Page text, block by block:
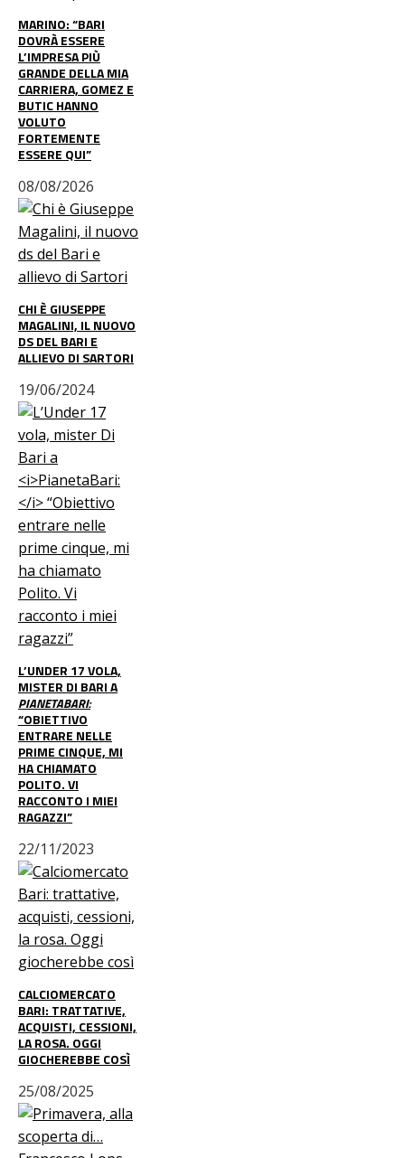
MARINO: “BARI
DOVRÀ ESSERE
L’IMPRESA PIÙ
GRANDE DELLA MIA
CARRIERA, GOMEZ E
BUTIC HANNO
VOLUTO
FORTEMENTE
ESSERE QUI”
08/08/2026
CHI È GIUSEPPE
MAGALINI, IL NUOVO
DS DEL BARI E
ALLIEVO DI SARTORI
19/06/2024
L’UNDER 17 VOLA,
MISTER DI BARI A
PIANETABARI:
“OBIETTIVO
ENTRARE NELLE
PRIME CINQUE, MI
HA CHIAMATO
POLITO. VI
RACCONTO I MIEI
RAGAZZI”
22/11/2023
CALCIOMERCATO
BARI: TRATTATIVE,
ACQUISTI, CESSIONI,
LA ROSA. OGGI
GIOCHEREBBE COSÌ
25/08/2025